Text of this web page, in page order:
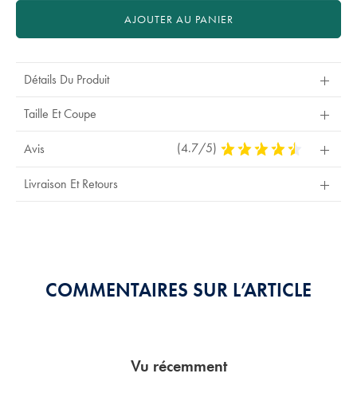
AJOUTER AU PANIER
Détails Du Produit
Taille Et Coupe
Avis (4.7/5) 4,7
Stars
Livraison Et Retours
COMMENTAIRES SUR L’ARTICLE
Vu récemment